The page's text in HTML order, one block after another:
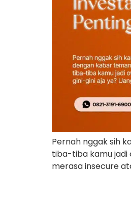
Pernah nggak sih
tiba-tiba kamu jadi
merasa insecure